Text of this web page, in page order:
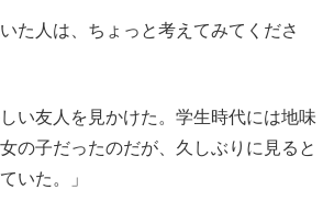
た人は、ちょっと考えてみてくださ
しい友人を見かけた。学生時代には地味
の子だったのだが、久しぶりに見ると
いた。」